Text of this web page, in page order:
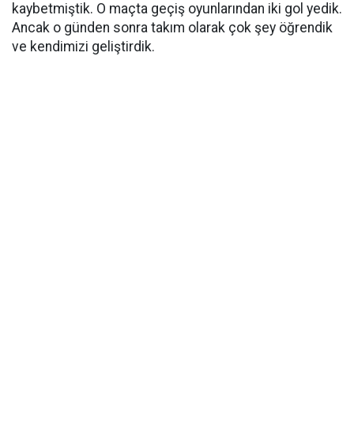
kaybetmiştik. O maçta geçiş oyunlarından iki gol yedik.
Ancak o günden sonra takım olarak çok şey öğrendik
ve kendimizi geliştirdik.